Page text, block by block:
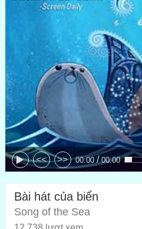
<< >> 00:00 / 00:00
Bài hát của biển
Song of the Sea